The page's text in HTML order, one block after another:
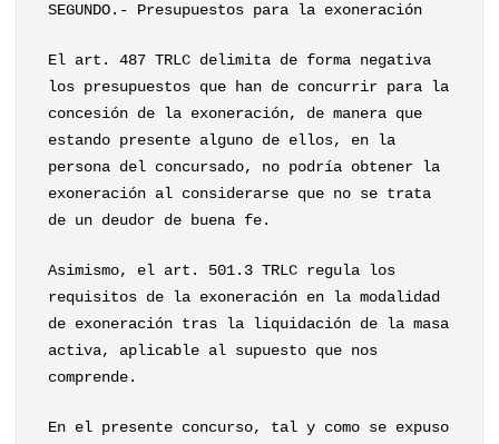
SEGUNDO.- Presupuestos para la exoneración
El art. 487 TRLC delimita de forma negativa
los presupuestos que han de concurrir para la
concesión de la exoneración, de manera que
estando presente alguno de ellos, en la
persona del concursado, no podría obtener la
exoneración al considerarse que no se trata
de un deudor de buena fe.
Asimismo, el art. 501.3 TRLC regula los
requisitos de la exoneración en la modalidad
de exoneración tras la liquidación de la masa
activa, aplicable al supuesto que nos
comprende.
En el presente concurso, tal y como se expuso